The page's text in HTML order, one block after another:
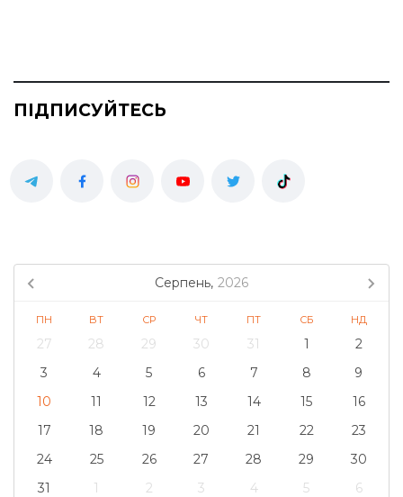
ПІДПИСУЙТЕСЬ
Серпень, 2026
ПН ВТ СР ЧТ ПТ СБ НД
27 28 29 30 31 1
2
3
4 5 6 7 8
9
10
11 12 13 14 15
16
17
18 19 20 21 22
23
24
25 26 27 28 29
30
31
1 2 3 4 5 6